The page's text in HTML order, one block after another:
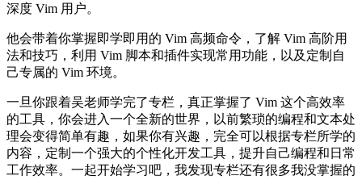
深度 Vim 用户。
他会带着你掌握即学即用的 Vim 高频命令，了解 Vim 高阶用
法和技巧，利用 Vim 脚本和插件实现常用功能，以及定制自
己专属的 Vim 环境。
一旦你跟着吴老师学完了专栏，真正掌握了 Vim 这个高效率
的工具，你会进入一个全新的世界，以前繁琐的编程和文本处
理会变得简单有趣，如果你有兴趣，完全可以根据专栏所学的
内容，定制一个强大的个性化开发工具，提升自己编程和日常
工作效率。一起开始学习吧，我发现专栏还有很多我没掌握的